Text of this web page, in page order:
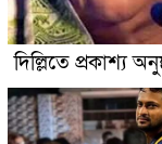
দিল্লিতে প্রকাশ্য